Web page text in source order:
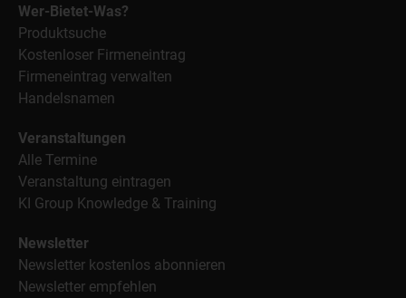
Wer-Bietet-Was?
Produktsuche
Kostenloser Firmeneintrag
Firmeneintrag verwalten
Handelsnamen
Veranstaltungen
Alle Termine
Veranstaltung eintragen
KI Group Knowledge & Training
Newsletter
Newsletter kostenlos abonnieren
Newsletter empfehlen